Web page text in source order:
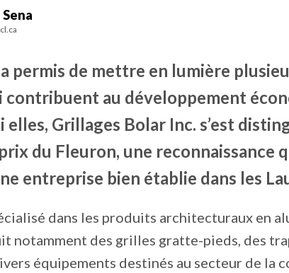
permis de mettre en lumière
contribuent au développement
elles, Grillages Bolar Inc. s’est
du Fleuron, une reconnaissance
entreprise bien établie dans les
dans les produits architecturaux en
notamment des grilles gratte-pieds, des
équipements destinés au secteur de la